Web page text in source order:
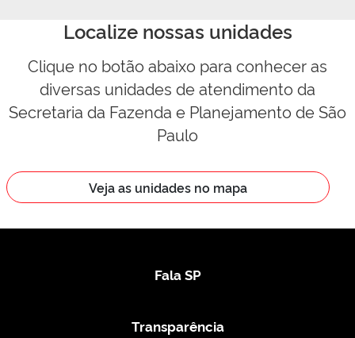
Localize nossas unidades
Clique no botão abaixo para conhecer as
diversas unidades de atendimento da
Secretaria da Fazenda e Planejamento de São
Paulo
Veja as unidades no mapa
Fala SP
Transparência